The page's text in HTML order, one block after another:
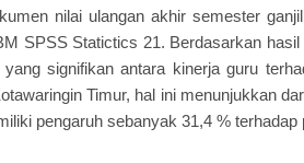
nilai ulangan akhir semester
SPSS Statictics 21. Berdasarkan
signifikan antara kinerja guru
Timur, hal ini menunjukkan
pengaruh sebanyak 31,4 %